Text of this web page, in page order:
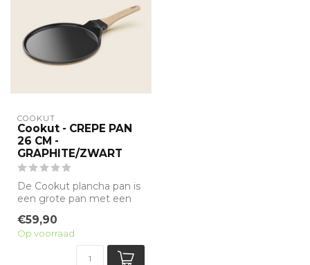
COOKUT
Cookut - CREPE PAN
26 CM -
GRAPHITE/ZWART
De Cookut plancha pan is
een grote pan met een
coating zonde...
€59,90
Op voorraad